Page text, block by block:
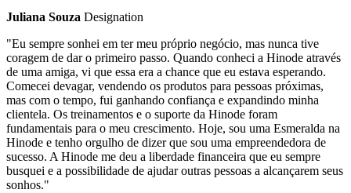
Juliana Souza Designation
"Eu sempre sonhei em ter meu próprio negócio, mas nunca tive
coragem de dar o primeiro passo. Quando conheci a Hinode através
de uma amiga, vi que essa era a chance que eu estava esperando.
Comecei devagar, vendendo os produtos para pessoas próximas,
mas com o tempo, fui ganhando confiança e expandindo minha
clientela. Os treinamentos e o suporte da Hinode foram
fundamentais para o meu crescimento. Hoje, sou uma Esmeralda na
Hinode e tenho orgulho de dizer que sou uma empreendedora de
sucesso. A Hinode me deu a liberdade financeira que eu sempre
busquei e a possibilidade de ajudar outras pessoas a alcançarem seus
sonhos."